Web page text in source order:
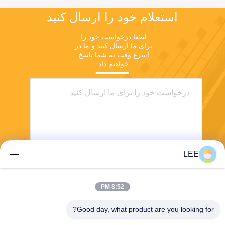
استعلام خود را ارسال کنید
خواهیم داد.
LEE
8:52 PM
Good day, what product are you looking for?